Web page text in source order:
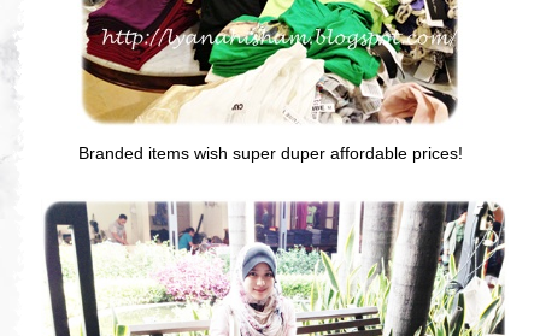
Branded items wish super duper affordable prices!